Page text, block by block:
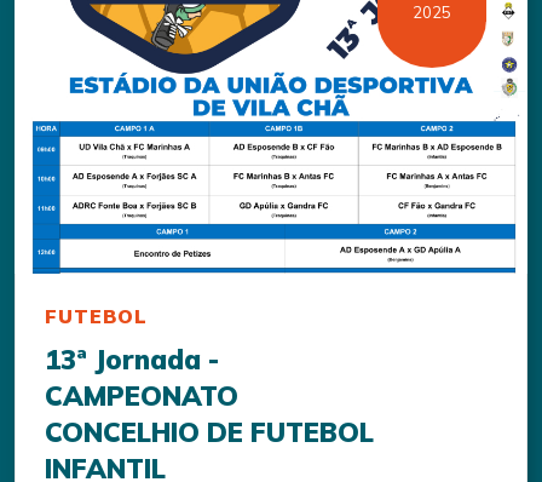
2025
FUTEBOL
13ª Jornada -
CAMPEONATO
CONCELHIO DE FUTEBOL
INFANTIL